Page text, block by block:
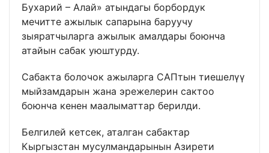
Бухарий – Алай» атындагы борбордук
мечитте ажылык сапарына баруучу
зыяратчыларга ажылык амалдары боюнча
атайын сабак уюштурду.
Сабакта болочок ажыларга САПтын тиешелүү
мыйзамдарын жана эрежелерин сактоо
боюнча кенен маалыматтар берилди.
Белгилей кетсек, аталган сабактар
Кыргызстан мусулмандарынын Азирети